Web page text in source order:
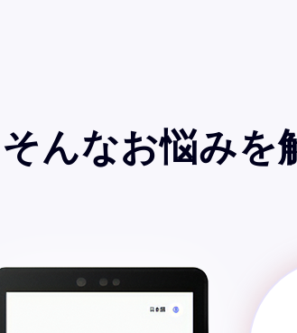
そんなお悩みを